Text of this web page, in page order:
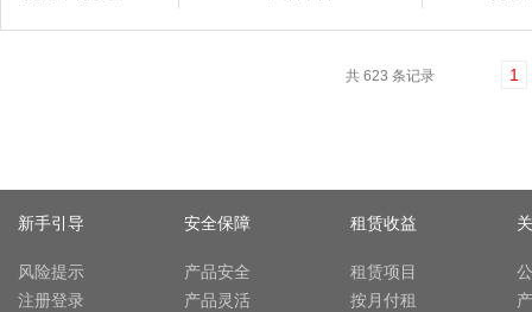
共 623 条记录 1
新手引导
风险提示
注册登录
安全保障
产品安全
产品灵活
租赁收益
租赁项目
按月付租